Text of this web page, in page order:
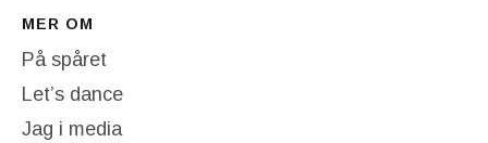
MER OM
På spåret
Let’s dance
Jag i media